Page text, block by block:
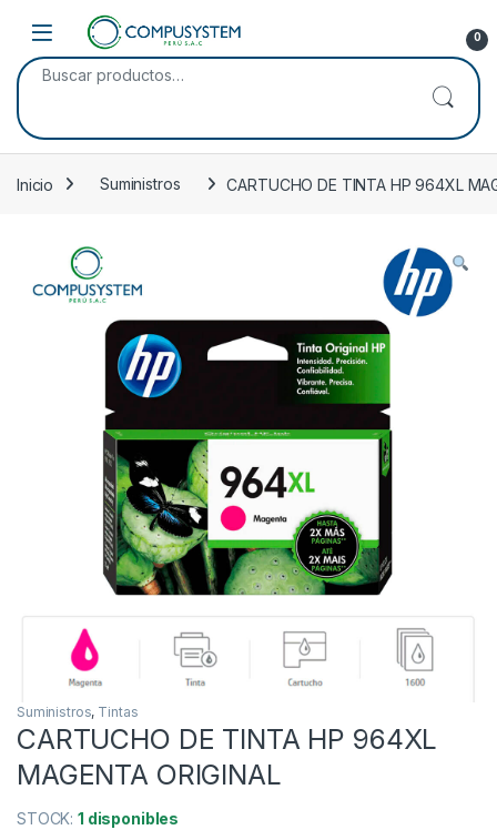
Skip to navigation
Skip to content
Open 0
Buscar por:
Inicio Suministros CARTUCHO DE TINTA HP 964XL
Suministros, Tintas
CARTUCHO DE TINTA HP 964XL
MAGENTA ORIGINAL
STOCK:1 disponibles